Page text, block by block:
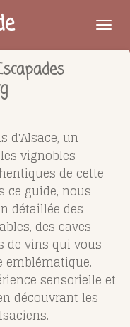
d'Alsace, un
vignobles
de cette
ce guide, nous
détaillée des
des caves
de vins qui vous
emblématique.
sensorielle et
découvrant les